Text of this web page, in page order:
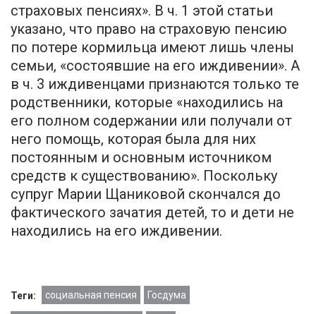
страховых пенсиях». В ч. 1 этой статьи
указано, что право на страховую пенсию
по потере кормильца имеют лишь члены
семьи, «состоявшие на его иждивении». А
в ч. 3 иждивенцами признаются только те
родственники, которые «находились на
его полном содержании или получали от
него помощь, которая была для них
постоянным и основным источником
средств к существованию». Поскольку
супруг Марии Щаниковой скончался до
фактического зачатия детей, то и дети не
находились на его иждивении.
Теги: социальная пенсия Госдума